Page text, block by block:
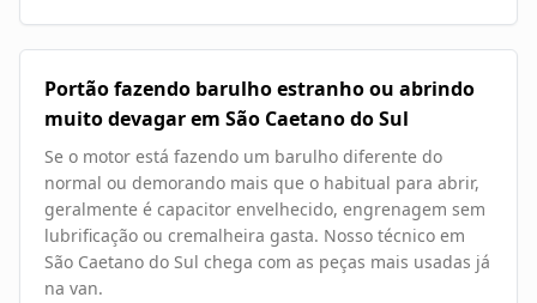
Portão fazendo barulho estranho ou abrindo
muito devagar em São Caetano do Sul
Se o motor está fazendo um barulho diferente do
normal ou demorando mais que o habitual para abrir,
geralmente é capacitor envelhecido, engrenagem sem
lubrificação ou cremalheira gasta. Nosso técnico em
São Caetano do Sul chega com as peças mais usadas já
na van.